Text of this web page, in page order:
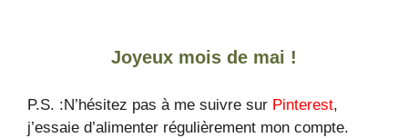
Joyeux mois de mai !
P.S. :N’hésitez pas à me suivre sur Pinterest,
j’essaie d’alimenter régulièrement mon compte.